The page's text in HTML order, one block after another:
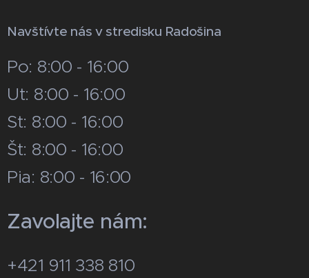
Navštívte nás v stredisku Radošina
Po: 8:00 - 16:00
Ut: 8:00 - 16:00
St: 8:00 - 16:00
Št: 8:00 - 16:00
Pia: 8:00 - 16:00
Zavolajte nám:
+421 911 338 810